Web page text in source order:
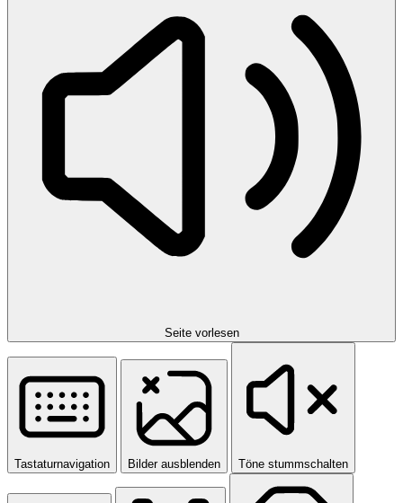
Seite vorlesen
Tastaturnavigation Bilder ausblenden Töne stummschalten